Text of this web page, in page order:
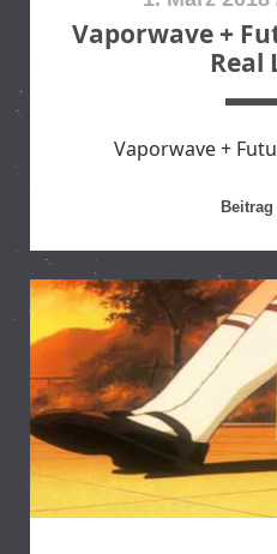
Vaporwave +
Real
Vaporwave +